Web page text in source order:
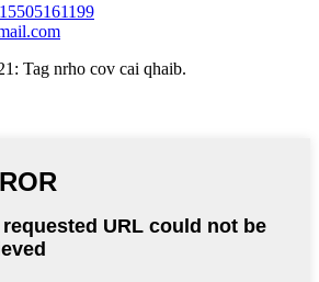
Tag nrho cov cai qhaib.